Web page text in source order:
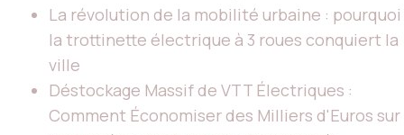
La révolution de la mobilité urbaine : pourquoi
la trottinette électrique à 3 roues conquiert la
ville
Déstockage Massif de VTT Électriques :
Comment Économiser des Milliers d'Euros sur